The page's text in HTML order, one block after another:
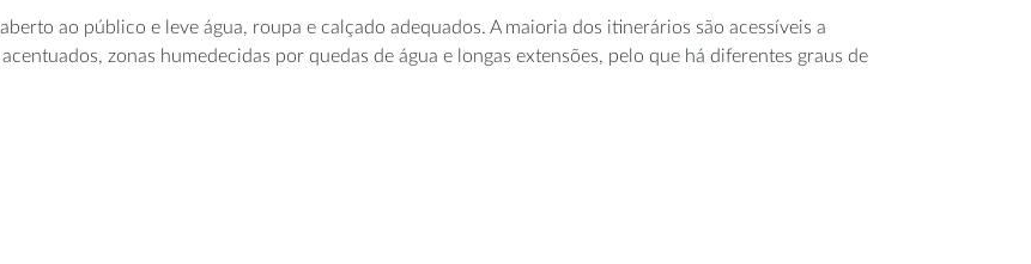
ao público e leve água, roupa e calçado adequados. A maioria dos itinerários são acessíveis a
zonas humedecidas por quedas de água e longas extensões, pelo que há diferentes graus de